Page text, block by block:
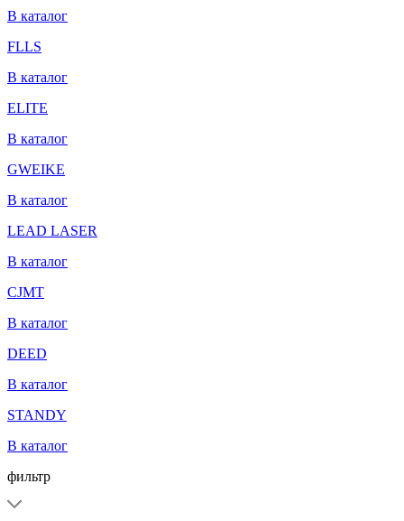
В каталог
FLLS
В каталог
ELITE
В каталог
GWEIKE
В каталог
LEAD LASER
В каталог
CJMT
В каталог
DEED
В каталог
STANDY
В каталог
фильтр